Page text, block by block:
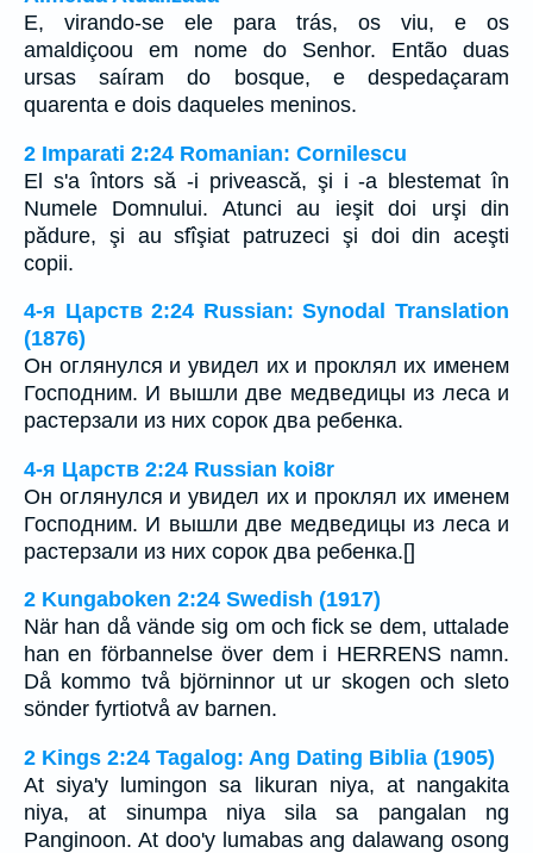
E, virando-se ele para trás, os viu, e os
amaldiçoou em nome do Senhor. Então duas
ursas saíram do bosque, e despedaçaram
quarenta e dois daqueles meninos.
2 Imparati 2:24 Romanian: Cornilescu
El s'a întors să -i privească, şi i -a blestemat în
Numele Domnului. Atunci au ieşit doi urşi din
pădure, şi au sfîşiat patruzeci şi doi din aceşti
copii.
4-я Царств 2:24 Russian: Synodal Translation
(1876)
Он оглянулся и увидел их и проклял их именем
Господним. И вышли две медведицы из леса и
растерзали из них сорок два ребенка.
4-я Царств 2:24 Russian koi8r
Он оглянулся и увидел их и проклял их именем
Господним. И вышли две медведицы из леса и
растерзали из них сорок два ребенка.[]
2 Kungaboken 2:24 Swedish (1917)
När han då vände sig om och fick se dem, uttalade
han en förbannelse över dem i HERRENS namn.
Då kommo två björninnor ut ur skogen och sleto
sönder fyrtiotvå av barnen.
2 Kings 2:24 Tagalog: Ang Dating Biblia (1905)
At siya'y lumingon sa likuran niya, at nangakita
niya, at sinumpa niya sila sa pangalan ng
Panginoon. At doo'y lumabas ang dalawang osong